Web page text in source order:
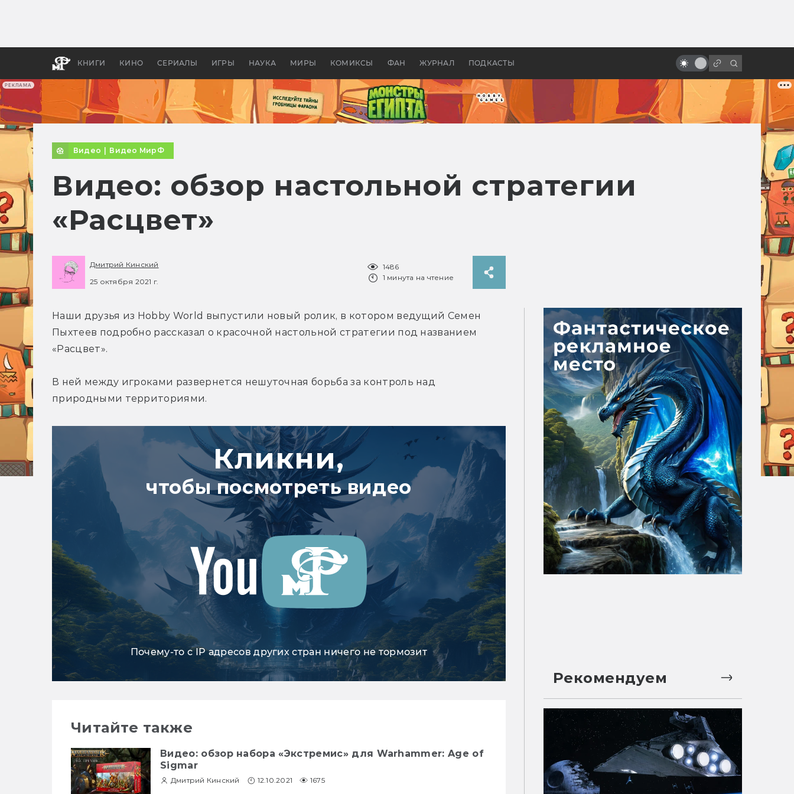
РЕКЛАМА
КНИГИ КИНО СЕРИАЛЫ ИГРЫ НАУКА МИРЫ КОМИКСЫ ФАН ЖУРНАЛ ПОДКАСТЫ
бы «Властелина колец»
Древней Грецией
истории: бюджет/сборы
Видео Видео МирФ
Видео: обзор настольной стратегии
«Расцвет»
Дмитрий Кинский
25 октября 2021 г.
1486
1 минута на чтение
Наши друзья из Hobby World выпустили новый ролик, в котором ведущий Семен
Пыхтеев подробно рассказал о красочной настольной стратегии под названием
«Расцвет».
В ней между игроками развернется нешуточная борьба за контроль над
природными территориями.
Кликни,
чтобы посмотреть видео
Почему-то с IP адресов других стран ничего не тормозит
Читайте также
Видео: обзор набора «Экстремис» для Warhammer: Age of
Sigmar
Дмитрий Кинский 12.10.2021 1675
Рекомендуем